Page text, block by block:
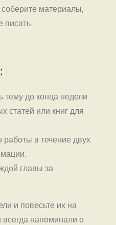
материалы,
писать.
тему до конца недели.
статей или книг для
в течение двух
главы за
и повесьте их на
напоминали о